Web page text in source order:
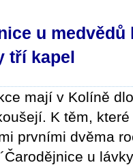
u
tří kapel
mají v Kolíně
K těm,
prvními dvěma
u